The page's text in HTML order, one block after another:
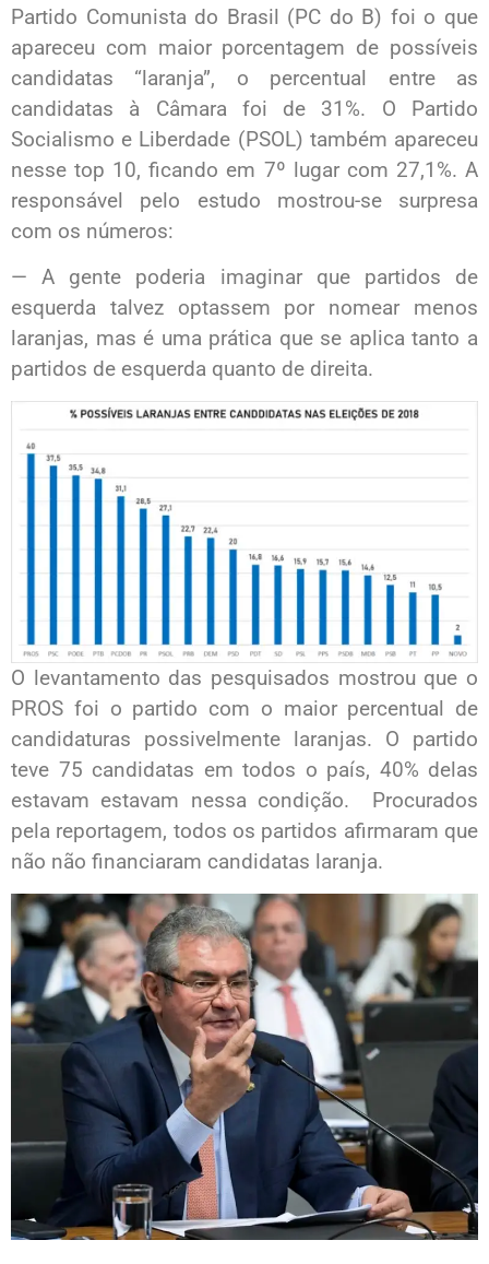
Partido Comunista do Brasil (PC do B) foi o que
apareceu com maior porcentagem de possíveis
candidatas “laranja”, o percentual entre as
candidatas à Câmara foi de 31%. O Partido
Socialismo e Liberdade (PSOL) também apareceu
nesse top 10, ficando em 7º lugar com 27,1%. A
responsável pelo estudo mostrou-se surpresa
com os números:
— A gente poderia imaginar que partidos de
esquerda talvez optassem por nomear menos
laranjas, mas é uma prática que se aplica tanto a
partidos de esquerda quanto de direita.
O levantamento das pesquisados mostrou que o
PROS foi o partido com o maior percentual de
candidaturas possivelmente laranjas. O partido
teve 75 candidatas em todos o país, 40% delas
estavam estavam nessa condição. Procurados
pela reportagem, todos os partidos afirmaram que
não não financiaram candidatas laranja.